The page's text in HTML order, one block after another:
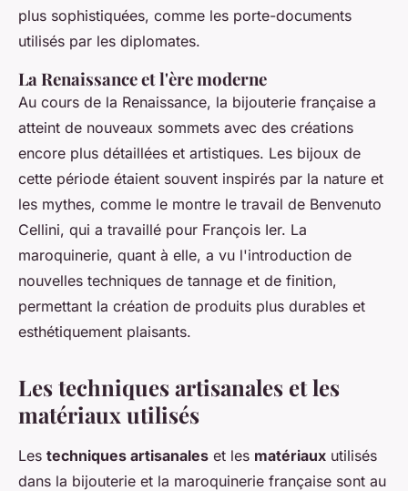
plus sophistiquées, comme les porte-documents
utilisés par les diplomates.
La Renaissance et l'ère moderne
Au cours de la Renaissance, la bijouterie française a
atteint de nouveaux sommets avec des créations
encore plus détaillées et artistiques. Les bijoux de
cette période étaient souvent inspirés par la nature et
les mythes, comme le montre le travail de Benvenuto
Cellini, qui a travaillé pour François Ier. La
maroquinerie, quant à elle, a vu l'introduction de
nouvelles techniques de tannage et de finition,
permettant la création de produits plus durables et
esthétiquement plaisants.
Les techniques artisanales et les
matériaux utilisés
Les techniques artisanales et les matériaux utilisés
dans la bijouterie et la maroquinerie française sont au